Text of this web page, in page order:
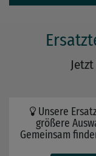
Unsere
größere
Gemeinsam